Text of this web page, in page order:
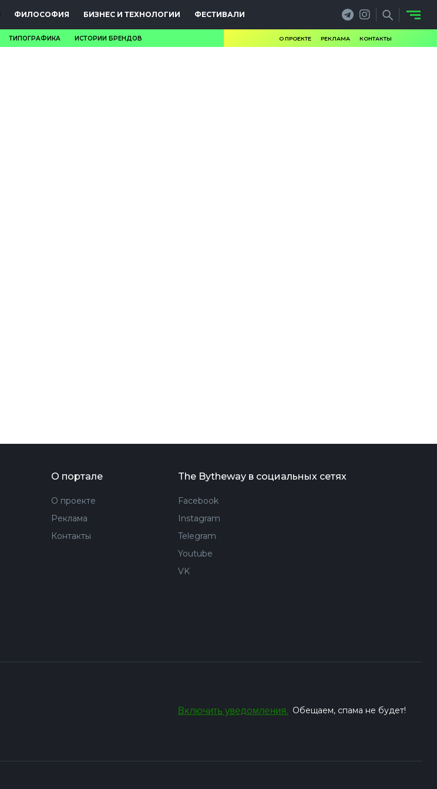
ФИЛОСОФИЯ БИЗНЕС И ТЕХНОЛОГИИ ФЕСТИВАЛИ
ТИПОГРАФИКА ИСТОРИИ БРЕНДОВ О ПРОЕКТЕ РЕКЛАМА КОНТАКТЫ
О портале
О проекте
Реклама
Контакты
The Bytheway в социальных сетях
Facebook
Instagram
Telegram
Youtube
VK
Включить уведомления. Обещаем, спама не будет!